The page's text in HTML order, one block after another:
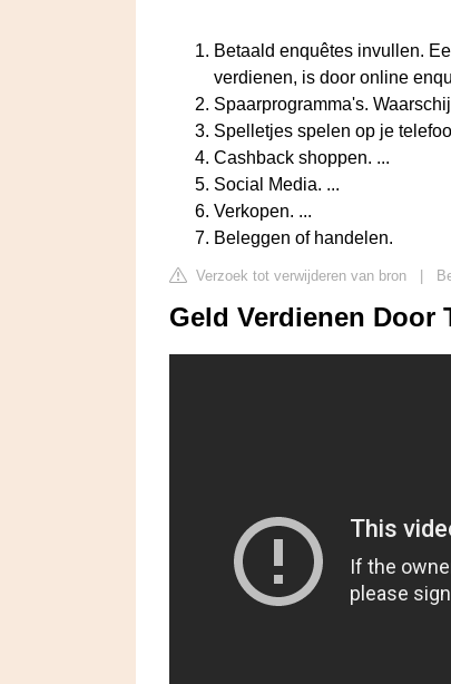
Betaald enquêtes invullen.
verdienen, is door online
Spaarprogramma's.
Spelletjes spelen op je
Cashback shoppen. ...
Social Media. ...
Verkopen. ...
Beleggen of handelen.
Verzoek tot verwijderen van bron
Geld Verdienen Door